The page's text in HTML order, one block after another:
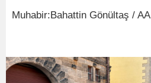
Muhabir:Bahattin Gönültaş / AA